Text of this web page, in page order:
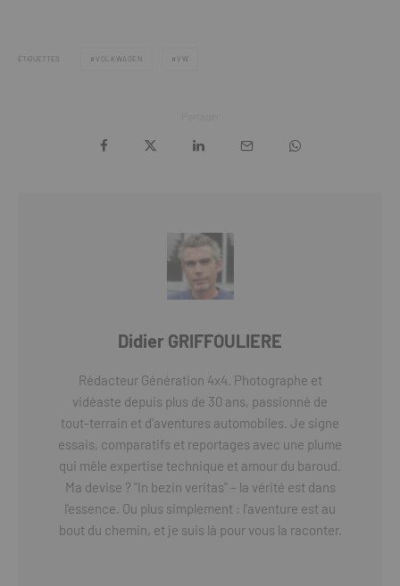
ÉTIQUETTES VOLKWAGEN VW
Didier GRIFFOULIERE
Rédacteur Génération 4x4. Photographe et
vidéaste depuis plus de 30 ans, passionné de
tout-terrain et d'aventures automobiles. Je signe
essais, comparatifs et reportages avec une plume
qui mêle expertise technique et amour du baroud.
Ma devise ? "In bezin veritas" – la vérité est dans
l'essence. Ou plus simplement : l'aventure est au
bout du chemin, et je suis là pour vous la raconter.